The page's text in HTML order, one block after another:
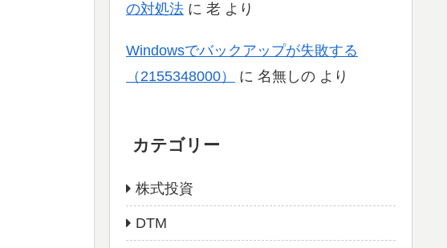
の対処法 に 老 より
Windowsでバックアップが失敗する
（2155348000）
に 名無しの より
カテゴリー
株式投資
DTM